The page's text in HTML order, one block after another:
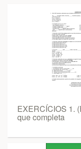
EXERCÍCIOS 1.
que completa